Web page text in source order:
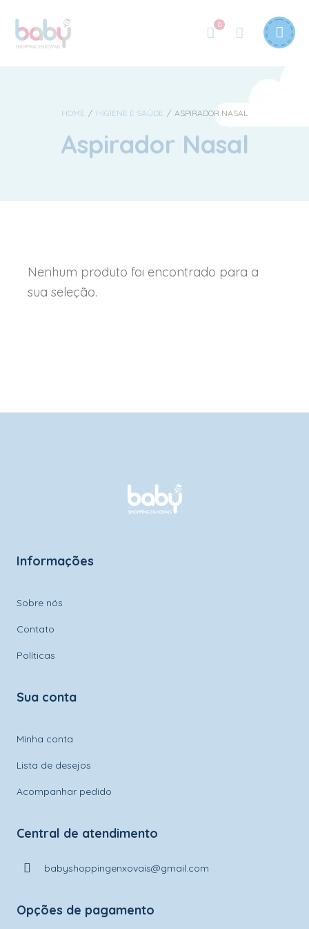
0
HOME / HIGIENE E SAÚDE / ASPIRADOR NASAL
Aspirador Nasal
Nenhum produto foi encontrado para a
sua seleção.
Informações
Sobre nós
Contato
Políticas
Sua conta
Minha conta
Lista de desejos
Acompanhar pedido
Central de atendimento
babyshoppingenxovais@gmail.com
Opções de pagamento